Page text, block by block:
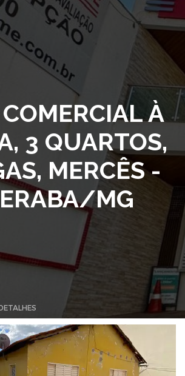
À
3 QUARTOS,
MERCÊS -
MG